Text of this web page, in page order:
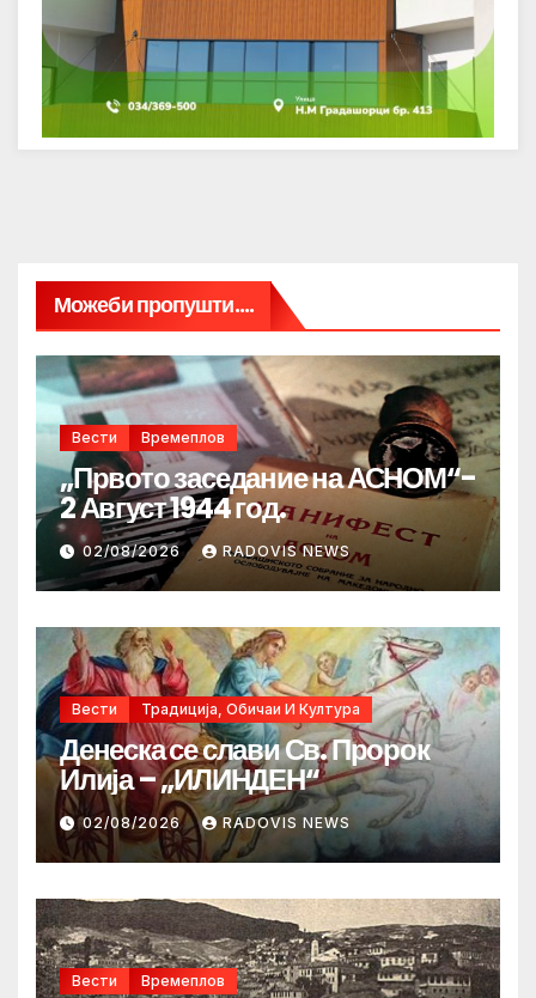
Можеби пропушти....
Вести Времеплов
„Првото заседание на АСНОМ“-
2 Август 1944 год.
02/08/2026 RADOVIS NEWS
Вести Традиција, Обичаи И Култура
Денеска се слави Св. Пророк
Илија – „ИЛИНДЕН“
02/08/2026 RADOVIS NEWS
Вести Времеплов